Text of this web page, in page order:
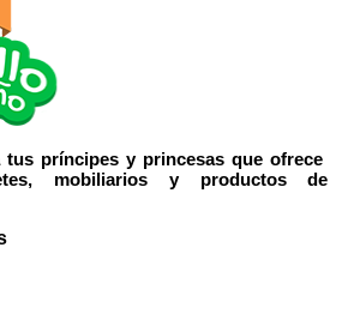
tus príncipes y princesas que ofrece
mobiliarios y productos de